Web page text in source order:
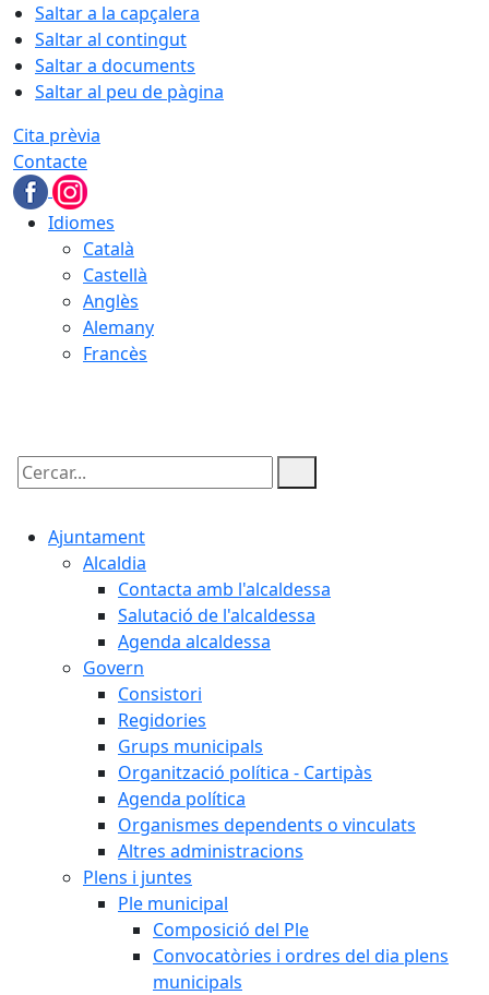
Saltar a la capçalera
Saltar al contingut
Saltar a documents
Saltar al peu de pàgina
Cita prèvia
Contacte
Idiomes
Català
Castellà
Anglès
Alemany
Francès
Cercar:
Ajuntament
Alcaldia
Contacta amb l'alcaldessa
Salutació de l'alcaldessa
Agenda alcaldessa
Govern
Consistori
Regidories
Grups municipals
Organització política - Cartipàs
Agenda política
Organismes dependents o vinculats
Altres administracions
Plens i juntes
Ple municipal
Composició del Ple
Convocatòries i ordres del dia plens
municipals